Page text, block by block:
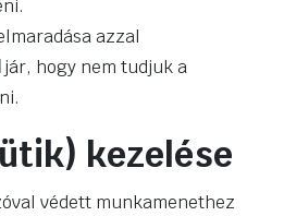
azzal
jár, hogy nem tudjuk a
kezelése
védett munkamenethez